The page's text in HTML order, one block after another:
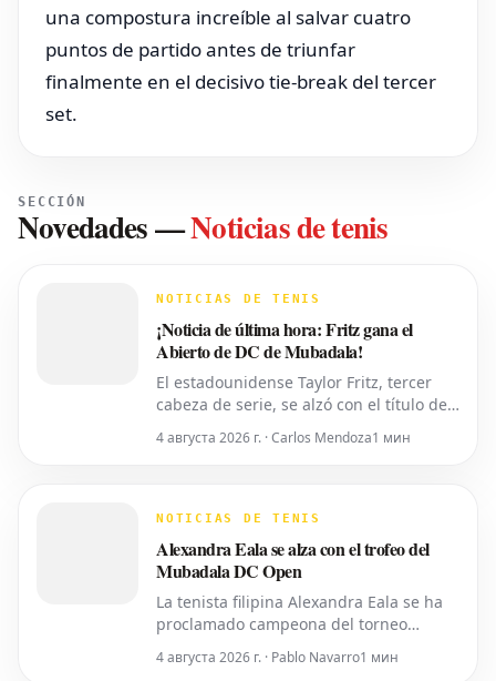
una compostura increíble al salvar cuatro
puntos de partido antes de triunfar
finalmente en el decisivo tie-break del tercer
set.
SECCIÓN
Novedades—Noticias de tenis
NOTICIAS DE TENIS
¡Noticia de última hora: Fritz gana el
Abierto de DC de Mubadala!
El estadounidense Taylor Fritz, tercer
cabeza de serie, se alzó con el título del
torneo Abierto de DC de Mubadala el
lunes por la noche, tras derrotar al
temporada 2026. Fritz, actualmente
4 августа 2026 г. · Carlos Mendoza1 мин
NOTICIAS DE TENIS
Alexandra Eala se alza con el trofeo del
Mubadala DC Open
La tenista filipina Alexandra Eala se ha
proclamado campeona del torneo
Mubadala DC Open, derrotando a la
cabeza de serie número uno, la
4 августа 2026 г. · Pablo Navarro1 мин